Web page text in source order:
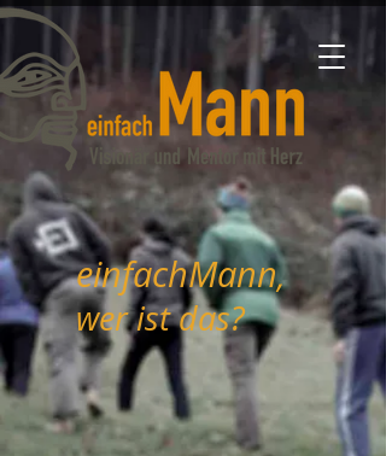
einfachMann,
wer ist das?